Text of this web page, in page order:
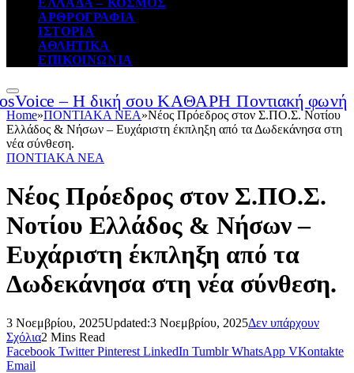
ΕΛΛΑΔΑ – ΚΟΣΜΟΣ
ΑΡΘΡΟΓΡΑΦΙΑ
ΙΣΤΟΡΙΑ
ΑΘΛΗΤΙΚΑ
ΕΠΙΚΟΙΝΩΝΙΑ
Home»ΠΟΝΤΙΑΚΑ ΝΕΑ»Νέος Πρόεδρος στον Σ.ΠΟ.Σ. Νοτίου
Ελλάδος & Νήσων – Ευχάριστη έκπληξη από τα Δωδεκάνησα στη
νέα σύνθεση.
ΠΟΝΤΙΑΚΑ ΝΕΑ
Νέος Πρόεδρος στον Σ.ΠΟ.Σ.
Νοτίου Ελλάδος & Νήσων –
Ευχάριστη έκπληξη από τα
Δωδεκάνησα στη νέα σύνθεση.
3 Νοεμβρίου, 2025Updated:3 Νοεμβρίου, 2025Δεν υπάρχουν
Σχόλια2 Mins Read
Facebook Twitter Pinterest LinkedIn Tumblr WhatsApp VKontakte
Email